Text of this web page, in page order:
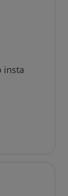
insta